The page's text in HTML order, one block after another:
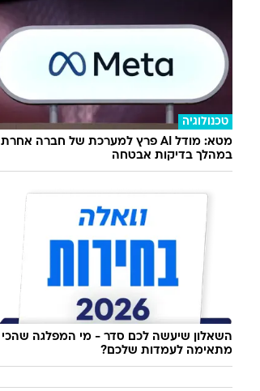
טכנולוגיה
מטא: מודל AI פרץ למערכת של חברה אחרת
במהלך בדיקות אבטחה
השאלון שיעשה לכם סדר - מי המפלגה שהכי
מתאימה לעמדות שלכם?